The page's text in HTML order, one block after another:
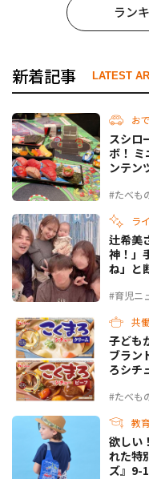
ラン
新着記事 LATEST
お
#たべも
スシロ
ボ！ ミ
ンテン
ラ
#育児ニ
辻希美
神！」
ね」と
共
#たべも
子ども
ブラン
ろシチ
教
欲しい
れた特
ズ』9-